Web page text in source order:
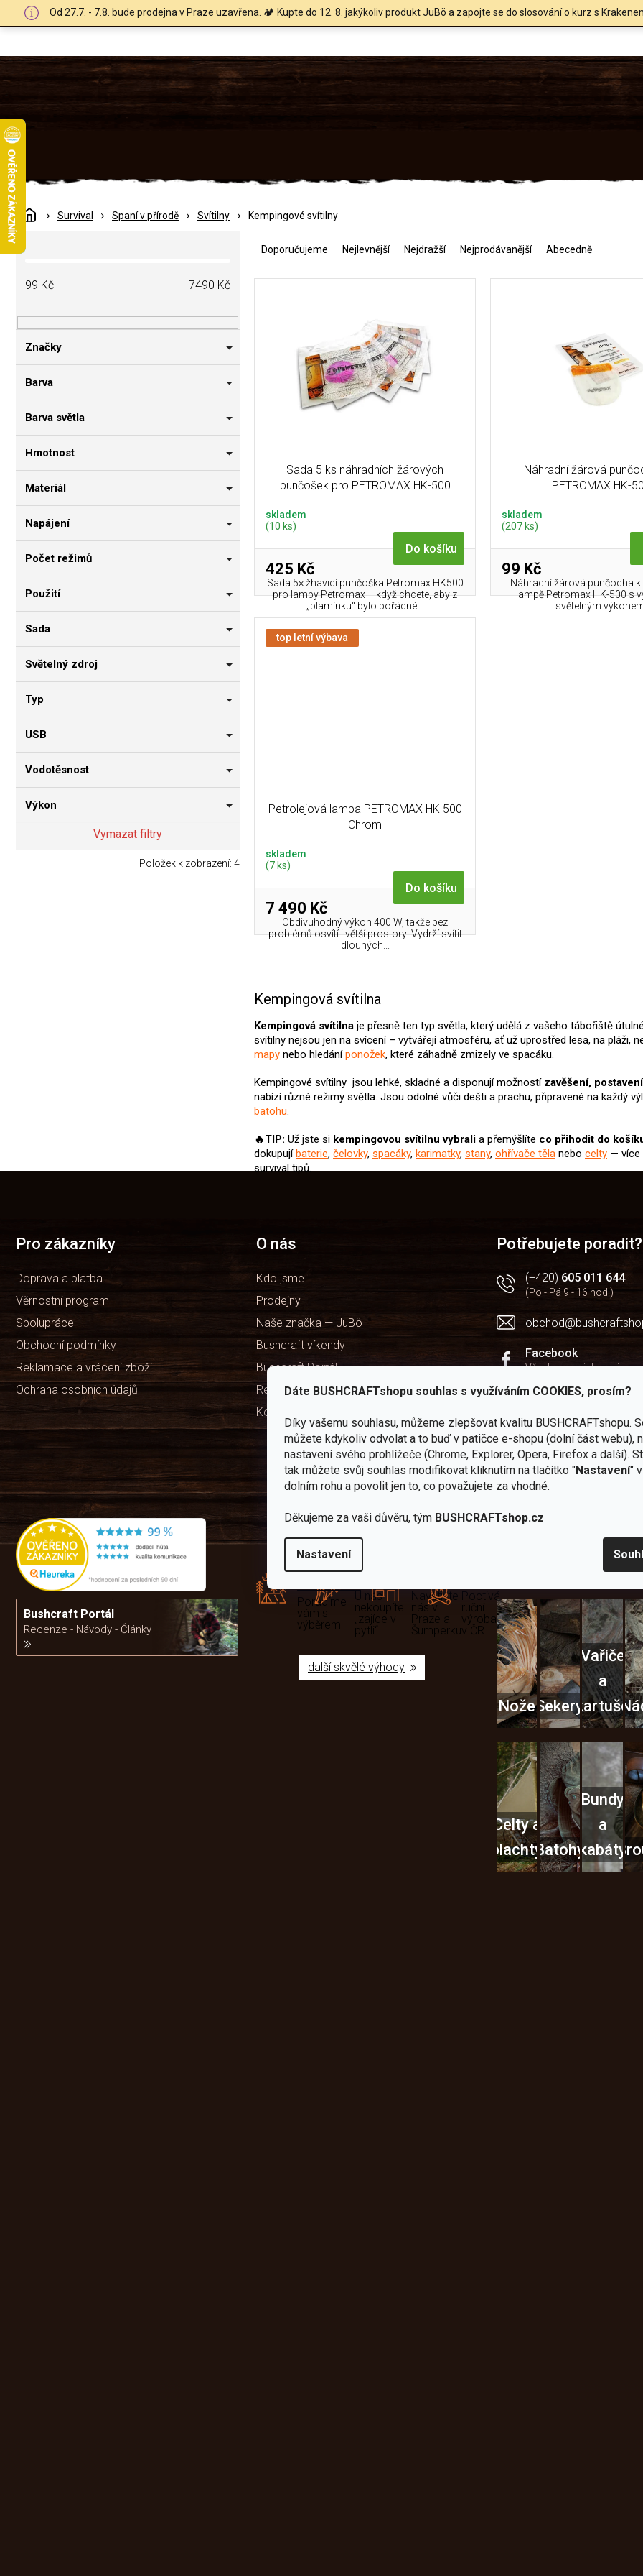
Dáte BUSHCRAFTshopu souhlas s využíváním COOKIES, prosím?
Díky vašemu souhlasu, můžeme zlepšovat kvalitu BUSHCRAFTshopu.
můžete kdykoliv odvolat a to buď v patičce e-shopu (dolní část webu),
nastavení svého prohlížeče (Chrome, Explorer, Opera, Firefox a další).
tak můžete svůj souhlas modifikovat kliknutím na tlačítko "Nastavení"
dolním rohu a povolit jen to, co považujete za vhodné.
Děkujeme za vaši důvěru, tým BUSHCRAFTshop.cz
Nastavení
Od 27.7. - 7.8. bude prodejna v Praze uzavřena. 🏕️ Kupte do 12. 8. jakýkoliv produkt JuBö a zapojte se do slosování o kurz s
DomůSurvival Spaní v přírodě Svítilny Kempingové svítilny
P
o
a
n
í
a
99 Kč 7490 Kč
Značky
Barva
Barva světla
Hmotnost
Materiál
Napájení
Počet režimů
Použití
Sada
Světelný zdroj
Typ
USB
Vodotěsnost
Výkon
Vymazat filtry
Položek k zobrazení: 4
e
Doporučujeme Nejlevnější Nejdražší Nejprodávanější Abecedně
Sada 5 ks náhradních žárových
punčošek pro PETROMAX HK-500
skladem
(10 ks)
425 Kč
Do košíku
Sada 5× žhavicí punčoška Petromax HK500
pro lampy Petromax – když chcete, aby z
„plamínku“ bylo pořádné...
Náhradní žárová
PETROMAX HK-
skladem
(207 ks)
99 Kč
Náhradní žárová punčocha
lampě Petromax HK-500 s
světelným
top letní výbava
Petrolejová lampa PETROMAX HK 500
Chrom
skladem
(7 ks)
7 490 Kč
Do košíku
Obdivuhodný výkon 400 W, takže bez
problémů osvítí i větší prostory! Vydrží svítit
dlouhých...
á
d
a
p
r
y
v
ý
Kempingová svítilna
Kempingová svítilna je přesně ten typ světla, který udělá z vašeho tábořiště
svítilny nejsou jen na svícení – vytvářejí atmosféru, ať už uprostřed lesa, na pláži,
mapy nebo hledáníponožek, které záhadně zmizely ve spacáku.
Kempingové svítilny jsou lehké, skladné a disponují možností zavěšení,
nabízí různé režimy světla. Jsou odolné vůči dešti a prachu, připravené na každý
batohu.
🔥TIP: Už jste si kempingovou svítilnuvybrali a přemýšlíte co přihodit do
dokupují baterie, čelovky, spacáky, karimatky, stany, ohřívače těla nebo celty — více
survival tipů.
Pro zákazníky
Doprava a platba
Věrnostní program
Spolupráce
Obchodní podmínky
Reklamace a vrácení zboží
Ochrana osobních údajů
O nás
Kdo jsme
Prodejny
Naše značka — JuBö
Bushcraft víkendy
Bushcraft Portál
Recenze obchodu
Kontakty
Potřebujete poradit?
(+420) 605 011 644
(Po - Pá 9 - 16 hod.)
Facebook
Všechny novinky na
Instagram
Youtube
Užitečné recenze a návody
Bushcraft Portál
Recenze - Návody - Články
Rádi
předáváme
Poradíme
vám s
výběrem
U nás
nekoupíte
„zajíce v
pytli“
Navštivte
nás v
Praze a
Šumperku
Poctivá
ruční
výroba
v ČR
další skvělé výhody
Užijte si to v
Vybavení, na které
NožeSekery
Vařiče
a
kartuše
Celty a
plachtyBatohy
Bundy
a
kabáty